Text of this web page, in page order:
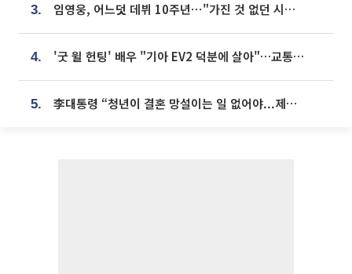
3. 임영웅, 어느덧 데뷔 10주년⋯"가진 것 없던 시절, 내 앞엔 20명의 팬뿐"
4. '굿 윌 헌팅' 배우 "기아 EV2 덕분에 살아"…교통사고 후 안전성 극찬
5. 李대통령 “청년이 결혼 망설이는 일 없어야...제도상 불이익 조사”